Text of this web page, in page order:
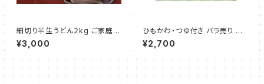
細切り半生うどん２kg ご家庭用
（天日干し）
¥3,000
ひもかわ・つゆ付き バラ売り ５
袋 通常タイプ5cm 幅広タイ
プ８cm
¥2,700